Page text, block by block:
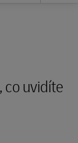
co uvidíte